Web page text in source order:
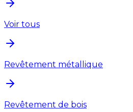
Voir tous
Revêtement métallique
Revêtement de bois